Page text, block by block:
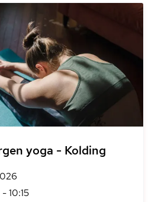
yoga - Kolding
10:15